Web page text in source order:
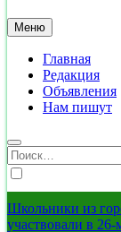
Меню
Главная
Редакция
Объявления
Нам пишут
Найти:
Школьники из
участвовали в 26-